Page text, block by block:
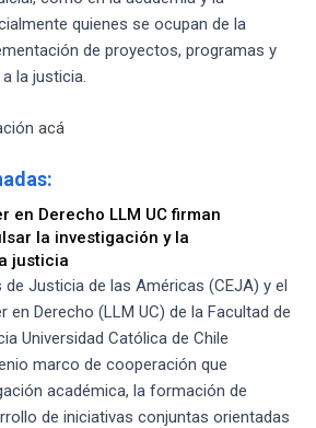
quienes se ocupan de la
de proyectos, programas y
la justicia.
acá
en Derecho LLM UC firman
la investigación y la
justicia
de Justicia de las Américas (CEJA) y el
en Derecho (LLM UC) de la Facultad de
Universidad Católica de Chile
marco de cooperación que
académica, la formación de
de iniciativas conjuntas orientadas